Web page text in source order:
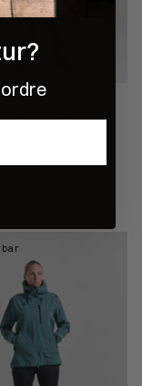
Zip off
- Sand